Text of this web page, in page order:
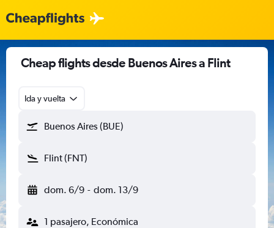
Cheap flights desde Buenos Aires a Flint
Ida y vuelta
Buenos Aires (BUE)
Flint (FNT)
dom. 6/9 - dom. 13/9
1 pasajero, Económica